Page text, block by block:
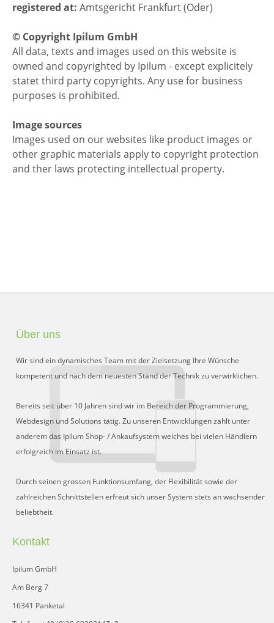
registered at: Amtsgericht Frankfurt (Oder)
© Copyright Ipilum GmbH
All data, texts and images used on this website is
owned and copyrighted by Ipilum - except explicitely
statet third party copyrights. Any use for business
purposes is prohibited.
Image sources
Images used on our websites like product images or
other graphic materials apply to copyright protection
and ther laws protecting intellectual property.
Über uns
Wir sind ein dynamisches Team mit der Zielsetzung Ihre Wünsche
kompetent und nach dem neuesten Stand der Technik zu verwirklichen.
Bereits seit über 10 Jahren sind wir im Bereich der Programmierung,
Webdesign und Solutions tätig. Zu unseren Entwicklungen zählt unter
anderem das Ipilum Shop- / Ankaufsystem welches bei vielen Händlern
erfolgreich im Einsatz ist.
Durch seinen grossen Funktionsumfang, der Flexibilität sowie der
zahlreichen Schnittstellen erfreut sich unser System stets an wachsender
beliebtheit.
Kontakt
Ipilum GmbH
Am Berg 7
16341 Panketal